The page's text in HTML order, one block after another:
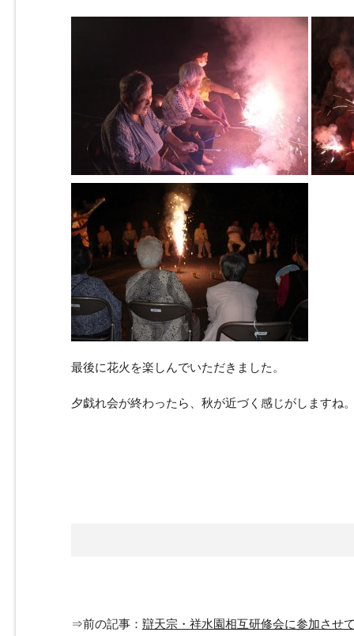
最後に花火を楽しんでいただきました。
夕戯れ会が終わったら、秋が近づく感じがしますね
⇒前の記事： 辯天宗・祥水園相互研修会に参加させ